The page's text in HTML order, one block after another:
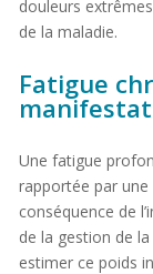
douleurs
de la maladie.
Fatigue
Une fatigue
rapportée par
conséquence de
de la gestion de
estimer ce poids